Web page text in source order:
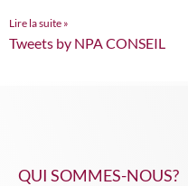
Lire la suite »
Tweets by NPA CONSEIL
QUI SOMMES-NOUS?